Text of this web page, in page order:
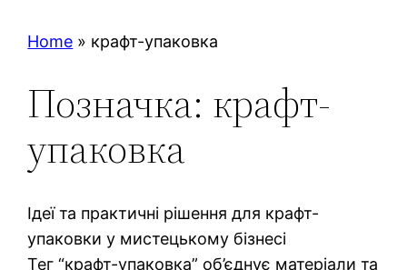
Home » крафт-упаковка
Позначка: крафт-
упаковка
Ідеї та практичні рішення для крафт-
упаковки у мистецькому бізнесі
Тег “крафт-упаковка” об’єднує матеріали та